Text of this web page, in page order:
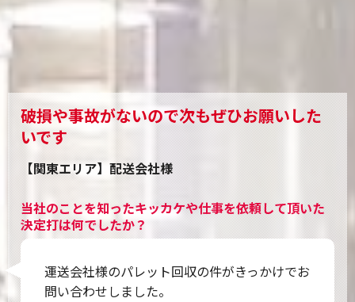
破損や事故がないので次もぜひお願いした
いです
【関東エリア】配送会社様
当社のことを知ったキッカケや仕事を依頼して頂いた
決定打は何でしたか？
運送会社様のパレット回収の件がきっかけでお
問い合わせしました。